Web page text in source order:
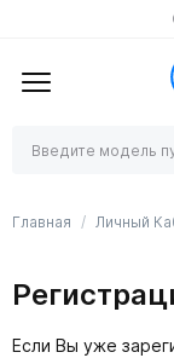
Главная Личный
Если Вы уже